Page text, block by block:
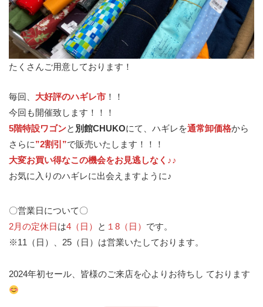
たくさんご用意しております！
毎回、 大好評のハギレ市 ！！
今回も開催致します！！！
5階特設ワゴンと 別館CHUKOにて、ハギレを通常卸価格から
さらに”2割引”で販売いたします！！！
大変お買い得なこの機会をお見逃しなく♪♪
お気に入りのハギレに出会えますように♪
〇営業日について〇
2月の定休日は4（日） と １8（日） です。
※11（日）、25（日）は営業いたしております。
2024年初セール、皆様のご来店を心よりお待ちし ております